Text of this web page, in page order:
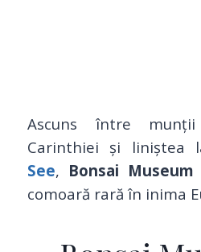
Ascuns între
Carinthiei și liniștea
See, Bonsai Museum
comoară rară în inima